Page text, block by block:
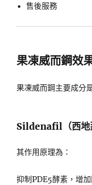
售後服務
果凍威而鋼效
果凍威而鋼主要成分
Sildenafil（西地
其作用原理為：
抑制PDE5酵素，增